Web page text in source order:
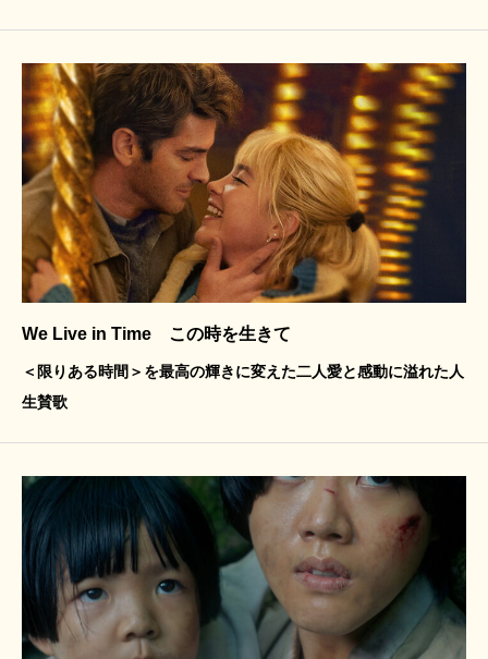
We Live in Time この時を生きて
＜限りある時間＞を最高の輝きに変えた二人愛と感動に溢れた人
生賛歌